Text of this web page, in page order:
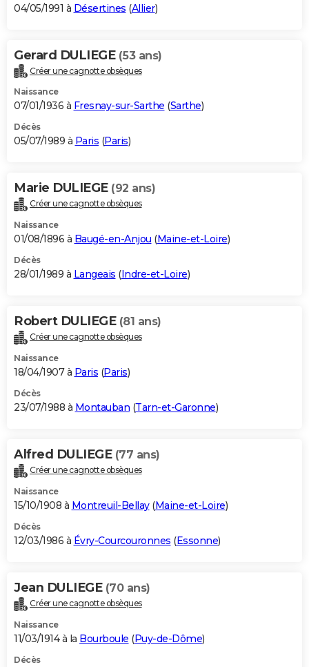
04/05/1991 à Désertines (Allier)
Gerard DULIEGE (53 ans)
Créer une cagnotte obsèques
Naissance
07/01/1936 à Fresnay-sur-Sarthe (Sarthe)
Décès
05/07/1989 à Paris (Paris)
Marie DULIEGE (92 ans)
Créer une cagnotte obsèques
Naissance
01/08/1896 à Baugé-en-Anjou (Maine-et-Loire)
Décès
28/01/1989 à Langeais (Indre-et-Loire)
Robert DULIEGE (81 ans)
Créer une cagnotte obsèques
Naissance
18/04/1907 à Paris (Paris)
Décès
23/07/1988 à Montauban (Tarn-et-Garonne)
Alfred DULIEGE (77 ans)
Créer une cagnotte obsèques
Naissance
15/10/1908 à Montreuil-Bellay(Maine-et-Loire)
Décès
12/03/1986 à Évry-Courcouronnes (Essonne)
Jean DULIEGE (70 ans)
Créer une cagnotte obsèques
Naissance
11/03/1914 à la Bourboule (Puy-de-Dôme)
Décès